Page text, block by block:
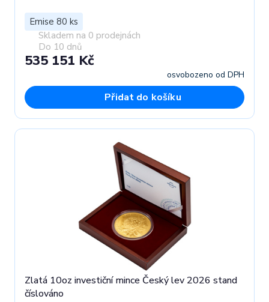
Emise 80 ks
Skladem na 0 prodejnách
Do 10 dnů
535 151 Kč
osvobozeno od DPH
Přidat do košíku
Zlatá 10oz investiční mince Český lev 2026 stand
číslováno